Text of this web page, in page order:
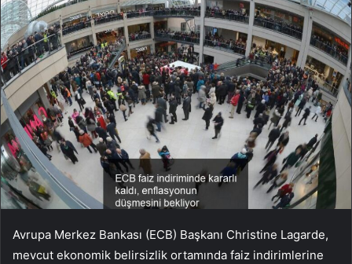
Avrupa Merkez Bankası (ECB) Başkanı Christine Lagarde,
mevcut ekonomik belirsizlik ortamında faiz indirimlerine